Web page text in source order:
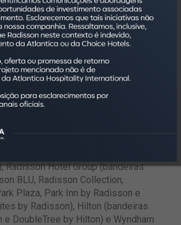
de São Paulo, é a maior
da América Latina, contando
com mais de 135 hotéis, que
de mais de 23 mil quartos, em mais
Brasil. Possui mais de três mil
para atender da melhor
alta qualidade.
alianças exclusivas com quatro das
do mundo – Choice Hotels
Radisson Hotel Group (bandeiras
BLU, Radisson Collection,
Plaza, Park Inn by Radisson e
by Radisson), Hilton (bandeiras
e DoubleTree by Hilton) e Wyndham